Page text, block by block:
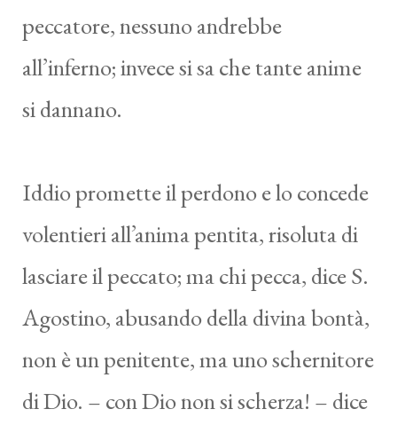
peccatore, nessuno andrebbe
all’inferno; invece si sa che tante anime
si dannano.
Iddio promette il perdono e lo concede
volentieri all’anima pentita, risoluta di
lasciare il peccato; ma chi pecca, dice S.
Agostino, abusando della divina bontà,
non è un penitente, ma uno schernitore
di Dio. – con Dio non si scherza! – dice